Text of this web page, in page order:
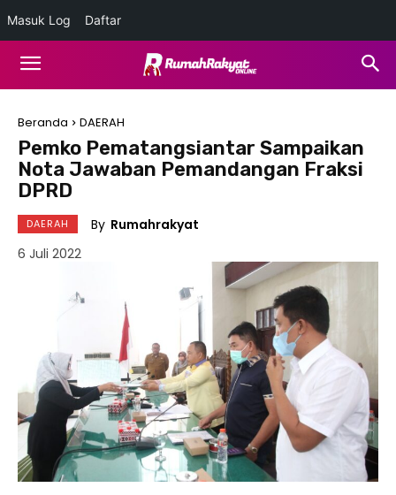
Beranda DAERAH
Pemko Pematangsiantar Sampaikan
Nota Jawaban Pemandangan Fraksi
DPRD
DAERAH By Rumahrakyat
6 Juli 2022
Masuk Log Daftar